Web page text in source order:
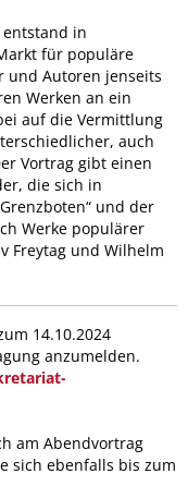
entstand in
für populäre
und Autoren jenseits
Werken an ein
auf die Vermittlung
auch
Vortrag gibt einen
die sich in
und der
Werke populärer
Freytag und Wilhelm
14.10.2024
anzumelden.
am Abendvortrag
sich ebenfalls bis zum